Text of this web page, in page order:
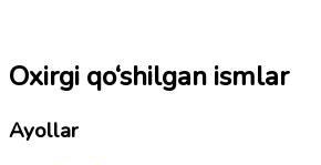
Oxirgi qo‘shilgan ismlar
Ayollar